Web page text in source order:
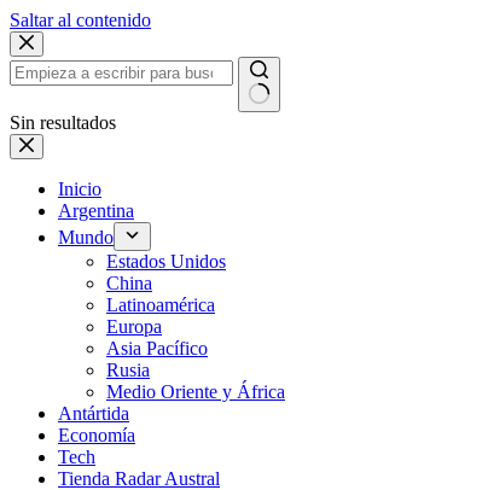
Saltar al contenido
Sin resultados
Inicio
Argentina
Mundo
Estados Unidos
China
Latinoamérica
Europa
Asia Pacífico
Rusia
Medio Oriente y África
Antártida
Economía
Tech
Tienda Radar Austral